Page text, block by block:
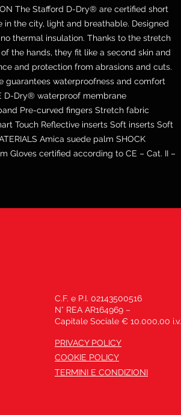
The Stafford D-Dry® are certified short
the city, light and breathable. Designed
thermal insulation. Thanks to the stretch
the hands, they fit like a second skin and
and protection from abrasions and cuts.
guarantees waterproofness and comfort
D-Dry® waterproof membrane
Pre-curved fingers Stretch fabric
Touch Reflective inserts Soft inserts Soft
Amica suede palm SHOCK
Gloves certified according to CE – Cat. II –
C.F. e P.I. 02143500516
N° REA AR164969 –
Capitale Sociale € 10.000,00 i.v.
PRIVACY POLICY
COOKIE POLICY
TERMINI E CONDIZIONI